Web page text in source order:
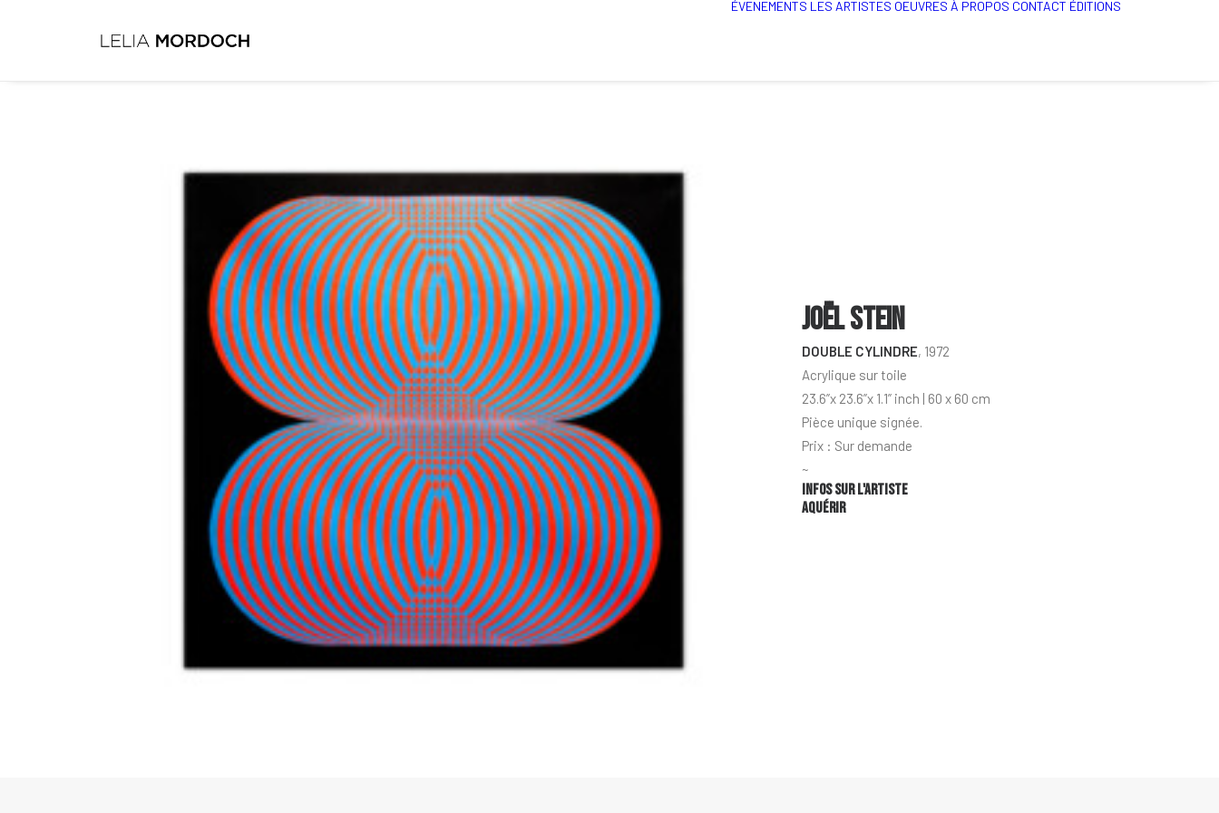
ÉVENEMENTS LES ARTISTES OEUVRES À PROPOS CONTACT ÉDITIONS
JOËL STEIN
DOUBLE CYLINDRE, 1972
Acrylique sur toile
23.6”x 23.6”x 1.1” inch | 60 x 60 cm
Pièce unique signée.
Prix : Sur demande
~
Infos sur l'artiste
Aquérir